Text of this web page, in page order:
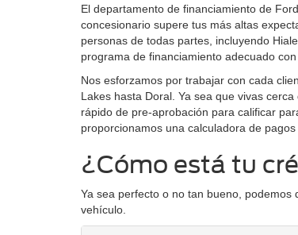
El departamento de financiamiento de
concesionario supere tus más altas
personas de todas partes, incluyendo
programa de financiamiento adecuado
Nos esforzamos por trabajar con cada
Lakes hasta Doral. Ya sea que vivas
rápido de pre-aprobación para calificar
proporcionamos una calculadora de
¿Cómo está tu
Ya sea perfecto o no tan bueno,
vehículo.